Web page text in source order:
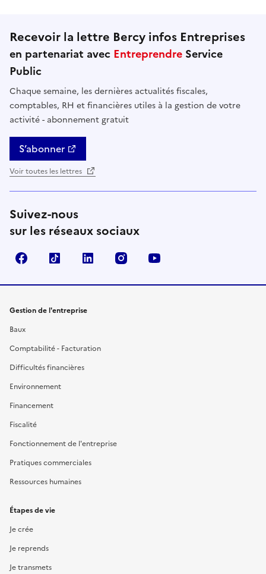
Recevoir la lettre Bercy infos Entreprises
en partenariat avec Entreprendre Service
Public
Chaque semaine, les dernières actualités fiscales,
comptables, RH et financières utiles à la gestion de votre
activité - abonnement gratuit
S’abonner
Voir toutes les lettres
Suivez-nous
sur les réseaux sociaux
FacebookTikTok Linkedin Instagram
Gestion de l'entreprise
Baux
Comptabilité - Facturation
Difficultés financières
Environnement
Financement
Fiscalité
Fonctionnement de l'entreprise
Pratiques commerciales
Ressources humaines
Étapes de vie
Je crée
Je reprends
Je transmets